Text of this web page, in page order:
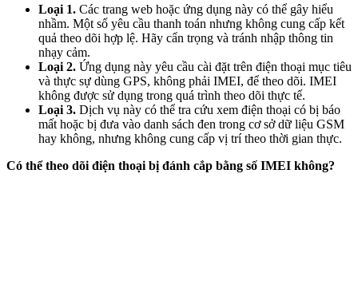
Loại 1. Các trang web hoặc ứng dụng này có thể gây hiểu
nhầm. Một số yêu cầu thanh toán nhưng không cung cấp kết
quả theo dõi hợp lệ. Hãy cẩn trọng và tránh nhập thông tin
nhạy cảm.
Loại 2. Ứng dụng này yêu cầu cài đặt trên điện thoại mục tiêu
và thực sự dùng GPS, không phải IMEI, để theo dõi. IMEI
không được sử dụng trong quá trình theo dõi thực tế.
Loại 3. Dịch vụ này có thể tra cứu xem điện thoại có bị báo
mất hoặc bị đưa vào danh sách đen trong cơ sở dữ liệu GSM
hay không, nhưng không cung cấp vị trí theo thời gian thực.
Có thể theo dõi điện thoại bị đánh cắp bằng số IMEI không?